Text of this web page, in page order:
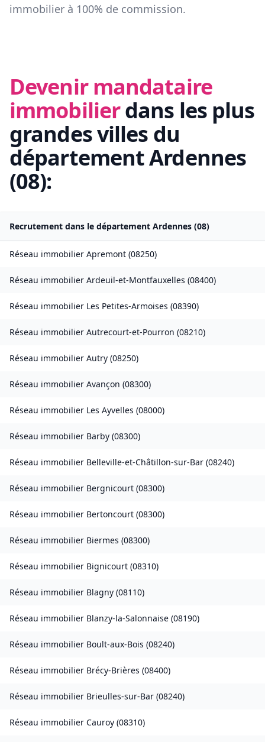
immobilier à 100% de commission.
Devenir mandataire
immobilierdans les plus
grandes villes du
départementArdennes
(08):
Recrutement dans le département Ardennes (08)
Réseau immobilier Apremont (08250)
Réseau immobilier Ardeuil-et-Montfauxelles (08400)
Réseau immobilier Les Petites-Armoises (08390)
Réseau immobilier Autrecourt-et-Pourron (08210)
Réseau immobilier Autry (08250)
Réseau immobilier Avançon (08300)
Réseau immobilier Les Ayvelles (08000)
Réseau immobilier Barby (08300)
Réseau immobilier Belleville-et-Châtillon-sur-Bar (08240)
Réseau immobilier Bergnicourt (08300)
Réseau immobilier Bertoncourt (08300)
Réseau immobilier Biermes (08300)
Réseau immobilier Bignicourt (08310)
Réseau immobilier Blagny (08110)
Réseau immobilier Blanzy-la-Salonnaise (08190)
Réseau immobilier Boult-aux-Bois (08240)
Réseau immobilier Brécy-Brières (08400)
Réseau immobilier Brieulles-sur-Bar (08240)
Réseau immobilier Cauroy (08310)